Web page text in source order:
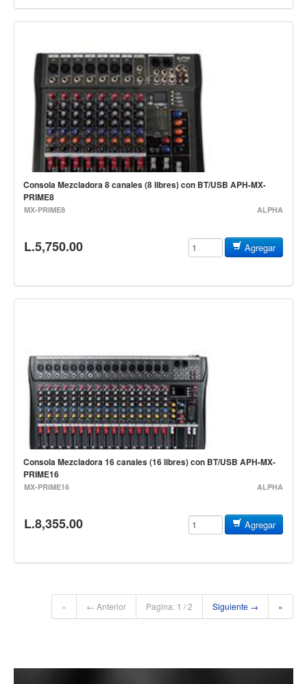
Luces Led
Strobos
Maquinas de humo y escenario
Controladores
Accesorios
Cables y Conectores
Instrumento
Micrófono
Sonido
Video y USB
Accesorios
Mandolina
Banjo
Mariachi
Accesorios
Cuerdas
Guitarra Nylon
Otros instrumentos de arco
Consola Mezcladora 8 canales (8 libres) con BT/USB APH-MX-
PRIME8
MX-PRIME8 ALPHA
L.5,750.00 Agregar
Consola Mezcladora 16 canales (16 libres) con BT/USB APH-MX-
PRIME16
MX-PRIME16 ALPHA
L.8,355.00 Agregar
« ← Anterior Pagina: 1 / 2 Siguiente → »